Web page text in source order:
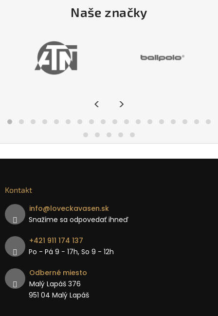
Naše značky
< >
Kontakt
info@loveckavasen.sk
Snažíme sa odpovedať ihneď
+421 911 174 137
Po - Pá 9 − 17h, So 9 - 12h
Odberné miesto
Malý Lapáš 376
951 04 Malý Lapáš